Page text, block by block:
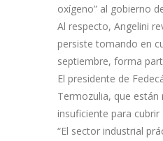
oxígeno” al gobierno
Al respecto, Angelini
persiste tomando en
septiembre, forma
El presidente de
Termozulia, que
insuficiente para
“El sector industrial